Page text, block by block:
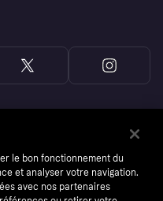
le bon fonctionnement du
et analyser votre navigation.
avec nos partenaires